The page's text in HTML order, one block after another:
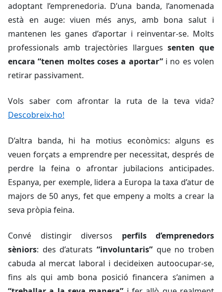
adoptant l’emprenedoria. D’una banda, l’anomenada
està en auge: viuen més anys, amb bona salut i
mantenen les ganes d’aportar i reinventar-se. Molts
professionals amb trajectòries llargues senten que
encara “tenen moltes coses a aportar”i no es volen
retirar passivament.
Vols saber com afrontar la ruta de la teva vida?
Descobreix-ho!
D’altra banda, hi ha motius econòmics: alguns es
veuen forçats a emprendre per necessitat, després de
perdre la feina o afrontar jubilacions anticipades.
Espanya, per exemple, lidera a Europa la taxa d’atur de
majors de 50 anys, fet que empeny a molts a crear la
seva pròpia feina.
Convé distingir diversos perfils d’emprenedors
sèniors: des d’aturats “involuntaris” que no troben
cabuda al mercat laboral i decideixen autoocupar-se,
fins als qui amb bona posició financera s’animen a